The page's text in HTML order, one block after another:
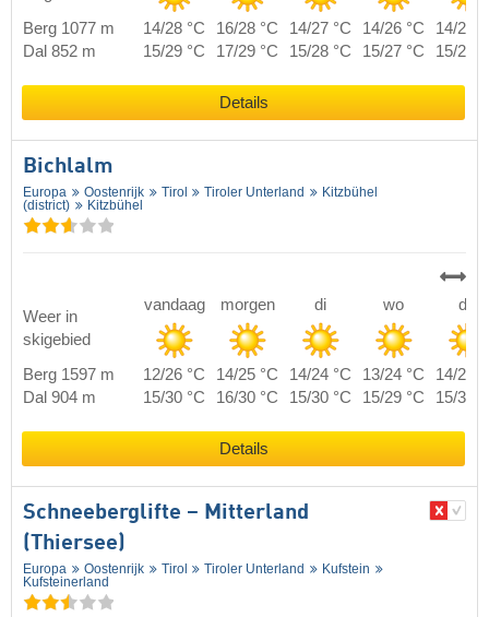
Berg 1077 m 14/28 °C 16/28 °C 14/27 °C 14/26 °C
14/26
Dal 852 m
15/29 °C 17/29 °C 15/28 °C 15/27 °C 15/27
Details
Bichlalm
Europa Oostenrijk Tirol Tiroler Unterland
Kitzbühel
(district)
Kitzbühel
Weer in
skigebied
vandaag morgen di wo do
Berg 1597 m 12/26 °C 14/25 °C 14/24 °C 13/24 °C
14/24
Dal 904 m
15/30 °C 16/30 °C 15/30 °C 15/29 °C 15/30
Details
Schneeberglifte – Mitterland
(Thiersee)
Europa Oostenrijk Tirol Tiroler Unterland
Kufstein
Kufsteinerland